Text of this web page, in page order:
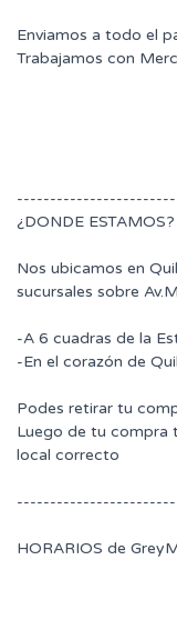
Enviamos a todo el
Trabajamos con
¿DONDE ESTAMOS?
Nos ubicamos en
sucursales sobre
-A 6 cuadras de la
-En el corazón de
Podes retirar tu
Luego de tu compra
local correcto
HORARIOS de